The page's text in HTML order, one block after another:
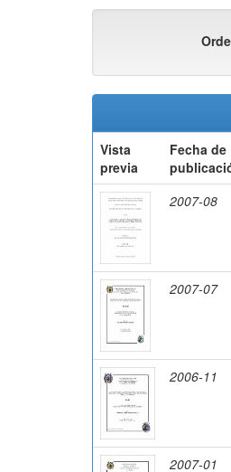
Vista
previa
Fecha de
2007-08
2007-07
2006-11
2007-01